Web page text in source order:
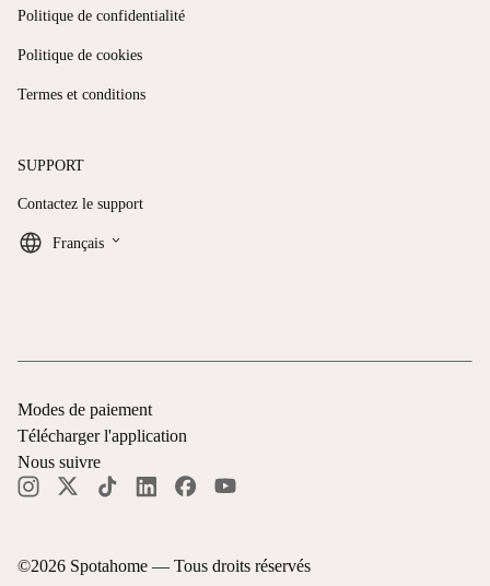
Politique de confidentialité
Politique de cookies
Termes et conditions
SUPPORT
Contactez le support
Français keyboard_arrow_down
©2026 Spotahome — Tous droits réservés
Modes de paiement
Télécharger l'application
Nous suivre